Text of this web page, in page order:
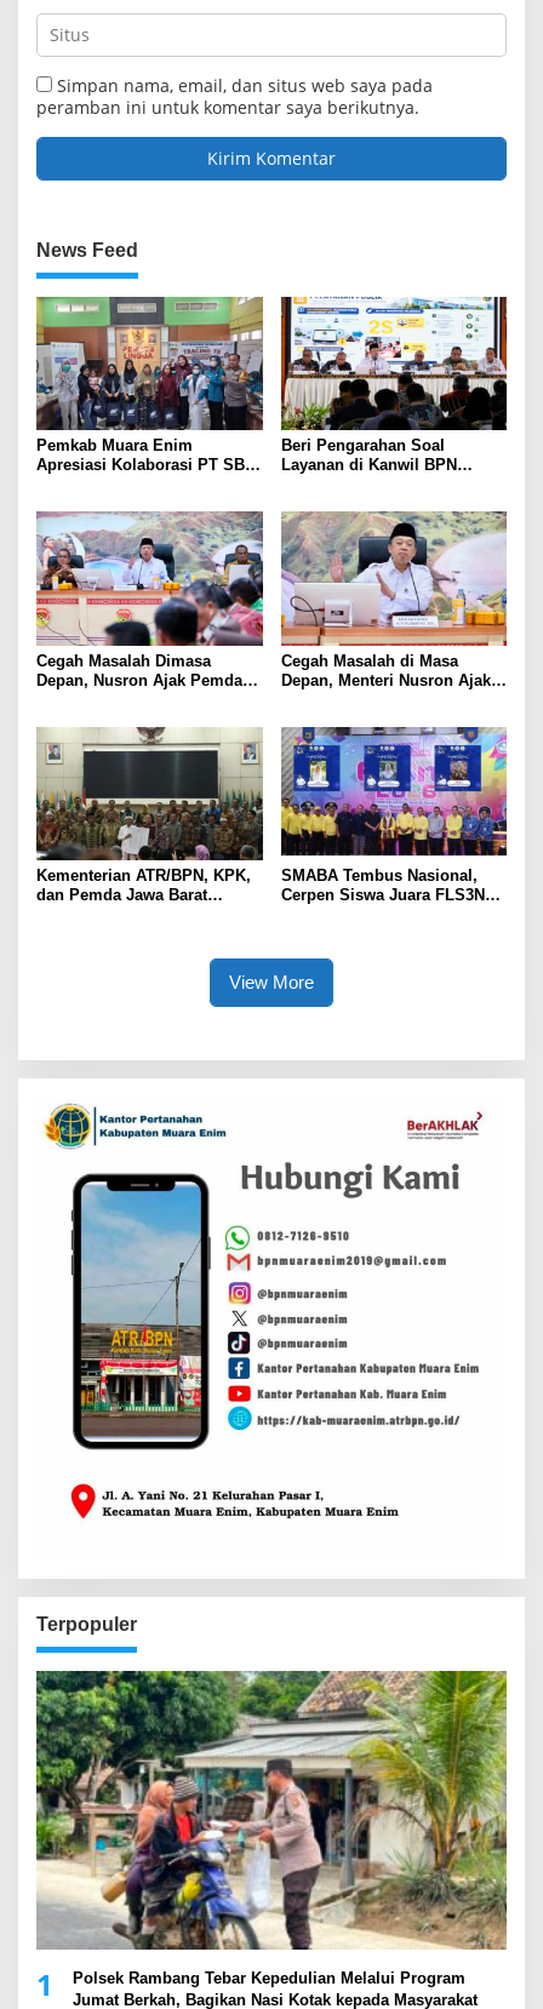
Simpan nama, email, dan situs web saya pada
peramban ini untuk komentar saya berikutnya.
News Feed
Pemkab Muara Enim
Apresiasi Kolaborasi PT SBS
Beri Pengarahan Soal
Layanan di Kanwil BPN
Pandang Masyarakat
Cegah Masalah Dimasa
Depan, Nusron Ajak Pemda
Cegah Masalah di Masa
Depan, Menteri Nusron Ajak
Kementerian ATR/BPN, KPK,
dan Pemda Jawa Barat
SMABA Tembus Nasional,
Cerpen Siswa Juara FLS3N
View More
Terpopuler
1
Polsek Rambang Tebar Kepedulian Melalui Program
Jumat Berkah, Bagikan Nasi Kotak kepada Masyarakat